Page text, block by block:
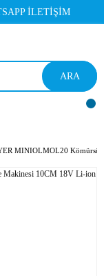
İLETİŞİM
ARA
MINIOLMOL20